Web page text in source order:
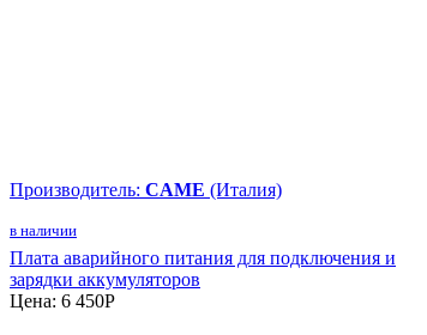
Производитель: CAME (Италия)
в наличии
Плата аварийного питания для подключения и
зарядки аккумуляторов
Цена: 6 450P